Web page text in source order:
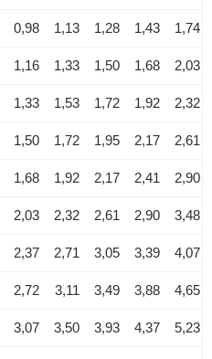
0,98 1,13 1,28 1,43 1,74
1,16 1,33 1,50 1,68 2,03
1,33 1,53 1,72 1,92 2,32
1,50 1,72 1,95 2,17 2,61
1,68 1,92 2,17 2,41 2,90
2,03 2,32 2,61 2,90 3,48
2,37 2,71 3,05 3,39 4,07
2,72 3,11 3,49 3,88 4,65
3,07 3,50 3,93 4,37 5,23